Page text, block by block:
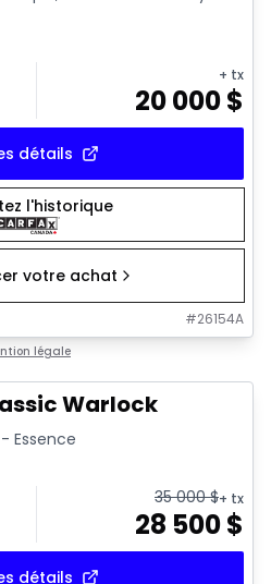
+ tx
20 000$
détails
l'historique
votre achat
#26154A
légale
Warlock
Essence
35 000$+ tx
28 500$
détails